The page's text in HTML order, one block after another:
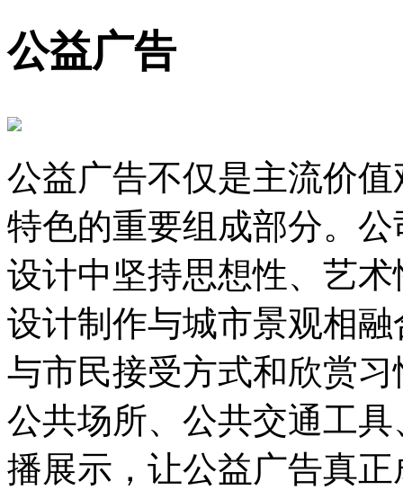
公益广告
公益广告不仅是主流价
特色的重要组成部分。
设计中坚持思想性、艺
设计制作与城市景观相
与市民接受方式和欣赏
公共场所、公共交通工
播展示，让公益广告真